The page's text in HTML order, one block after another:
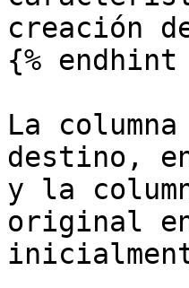
creación
{% endhint
La
destino,
y la
original